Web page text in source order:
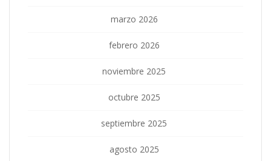
marzo 2026
febrero 2026
noviembre 2025
octubre 2025
septiembre 2025
agosto 2025